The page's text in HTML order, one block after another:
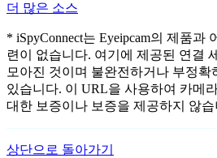
더 많은 소스
* iSpyConnect는 Eyeipcam의 제품과
련이 없습니다. 여기에 제공된 연결
모아진 것이며 불완전하거나 부정
있습니다. 이 URL을 사용하여 카메
대한 보증이나 보증을 제공하지 않습
상단으로 돌아가기